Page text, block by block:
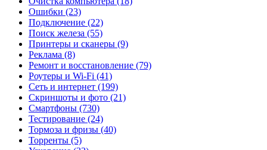
Ошибки (23)
Подключение (22)
Поиск железа (55)
Принтеры и сканеры (9)
Реклама (8)
Ремонт и восстановление (79)
Роутеры и Wi-Fi (41)
Сеть и интернет (199)
Скриншоты и фото (21)
Смартфоны (730)
Тестирование (24)
Тормоза и фризы (40)
Торренты (5)